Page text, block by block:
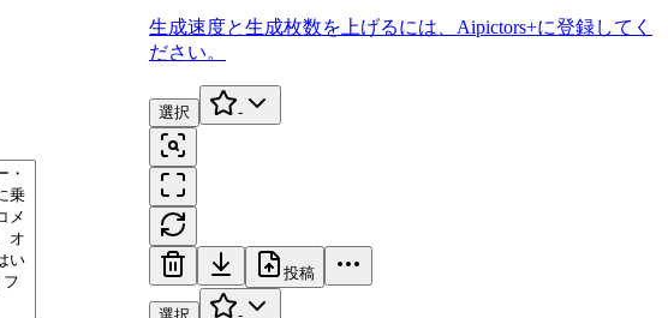
生成速度と生成枚数を上げるには、 Aipictors+に登録してく
ださい。
選択 -
投稿